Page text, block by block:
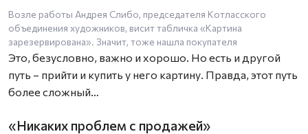
Возле работы Андрея Слибо, председателя Котласского
объединения художников, висит табличка «Картина
зарезервирована». Значит, тоже нашла покупателя
Это, безусловно, важно и хорошо. Но есть и другой
путь – прийти и купить у него картину. Правда, этот путь
более сложный…
«Никаких проблем с продажей»